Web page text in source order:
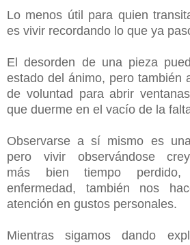
Lo menos útil para quien
es vivir recordando lo que ya
El desorden de una pieza
estado del ánimo, pero también
de voluntad para abrir
que duerme en el vacío de la
Observarse a sí mismo es
pero vivir observándose
más bien tiempo
enfermedad, también nos
atención en gustos personales.
Mientras sigamos dando